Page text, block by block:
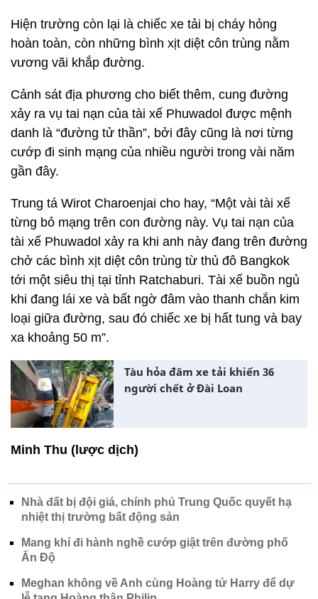
Hiện trường còn lại là chiếc xe tải bị cháy hỏng
hoàn toàn, còn những bình xịt diệt côn trùng nằm
vương vãi khắp đường.
Cảnh sát địa phương cho biết thêm, cung đường
xảy ra vụ tai nạn của tài xế Phuwadol được mệnh
danh là “đường tử thần”, bởi đây cũng là nơi từng
cướp đi sinh mạng của nhiều người trong vài năm
gần đây.
Trung tá Wirot Charoenjai cho hay, “Một vài tài xế
từng bỏ mạng trên con đường này. Vụ tai nạn của
tài xế Phuwadol xảy ra khi anh này đang trên đường
chở các bình xịt diệt côn trùng từ thủ đô Bangkok
tới một siêu thị tại tỉnh Ratchaburi. Tài xế buồn ngủ
khi đang lái xe và bất ngờ đâm vào thanh chắn kim
loại giữa đường, sau đó chiếc xe bị hất tung và bay
xa khoảng 50 m”.
Tàu hỏa đâm xe tải khiến 36
người chết ở Đài Loan
Minh Thu (lược dịch)
Nhà đất bị đội giá, chính phủ Trung Quốc quyết hạ
nhiệt thị trường bất động sản
Mang khỉ đi hành nghề cướp giật trên đường phố
Ấn Độ
Meghan không về Anh cùng Hoàng tử Harry để dự